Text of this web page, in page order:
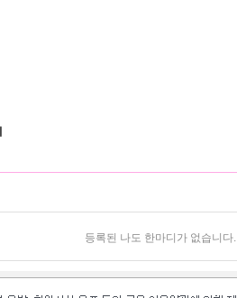
등록된 나도 한마디가 없습니다.